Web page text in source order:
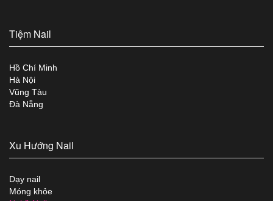
Tiệm Nail
Hồ Chí Minh
Hà Nội
Vũng Tàu
Đà Nẵng
Xu Hướng Nail
Dạy nail
Móng khỏe